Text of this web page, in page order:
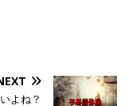
よね？